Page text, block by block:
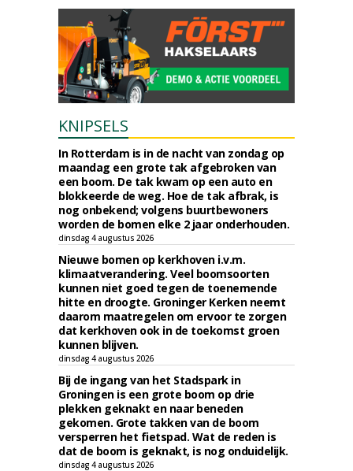
KNIPSELS
In Rotterdam is in de nacht van zondag op
maandag een grote tak afgebroken van
een boom. De tak kwam op een auto en
blokkeerde de weg. Hoe de tak afbrak, is
nog onbekend; volgens buurtbewoners
worden de bomen elke 2 jaar onderhouden.
dinsdag 4 augustus 2026
Nieuwe bomen op kerkhoven i.v.m.
klimaatverandering. Veel boomsoorten
kunnen niet goed tegen de toenemende
hitte en droogte. Groninger Kerken neemt
daarom maatregelen om ervoor te zorgen
dat kerkhoven ook in de toekomst groen
kunnen blijven.
dinsdag 4 augustus 2026
Bij de ingang van het Stadspark in
Groningen is een grote boom op drie
plekken geknakt en naar beneden
gekomen. Grote takken van de boom
versperren het fietspad. Wat de reden is
dat de boom is geknakt, is nog onduidelijk.
dinsdag 4 augustus 2026